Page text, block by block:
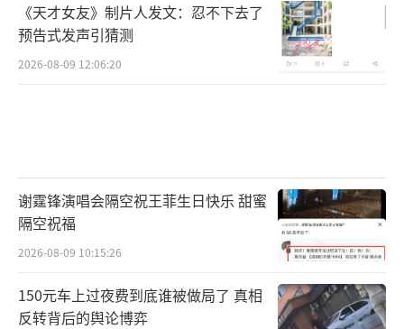
《天才女友》制片人发文：忍不下去了
预告式发声引猜测
2026-08-09 12:06:20
谢霆锋演唱会隔空祝王菲生日快乐 甜蜜
隔空祝福
2026-08-09 10:15:26
150元车上过夜费到底谁被做局了 真相
反转背后的舆论博弈